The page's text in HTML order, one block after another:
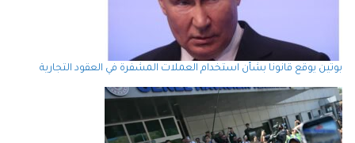
بوتين يوقع قانونا بشأن استخدام العملات المشفرة في العقود التجارية